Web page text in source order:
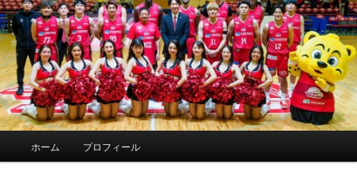
ホーム プロフィール